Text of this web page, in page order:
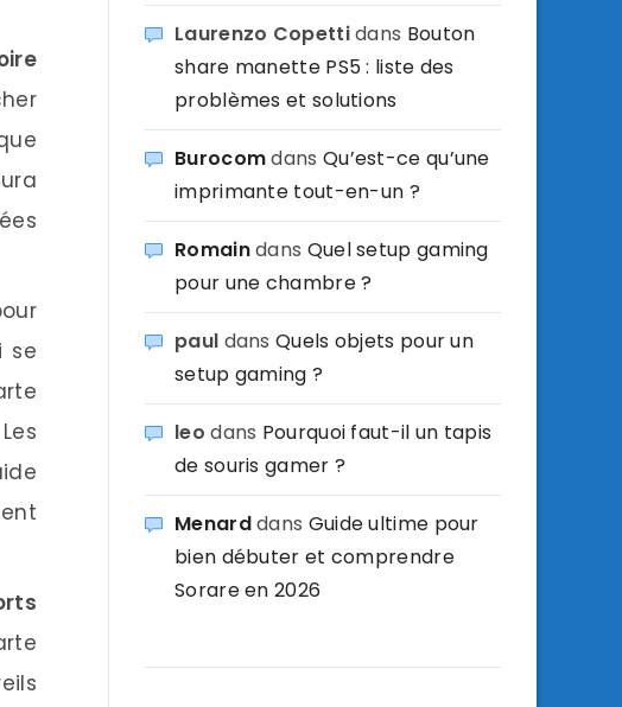
se
Laurenzo Copettidans Bouton
share manette PS5 : liste des
problèmes et solutions
Burocomdans Qu’est-ce qu’une
imprimante tout-en-un ?
Romaindans Quel setup gaming
pour une chambre ?
paul dansQuels objets pour un
setup gaming ?
leo dans Pourquoi faut-il un tapis
de souris gamer ?
Menarddans Guide ultime pour
bien débuter et comprendre
Sorare en 2026